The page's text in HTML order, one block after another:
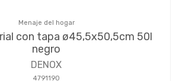
Menaje del hogar
con tapa ø45,5x50,5cm 50l
negro
DENOX
4791190